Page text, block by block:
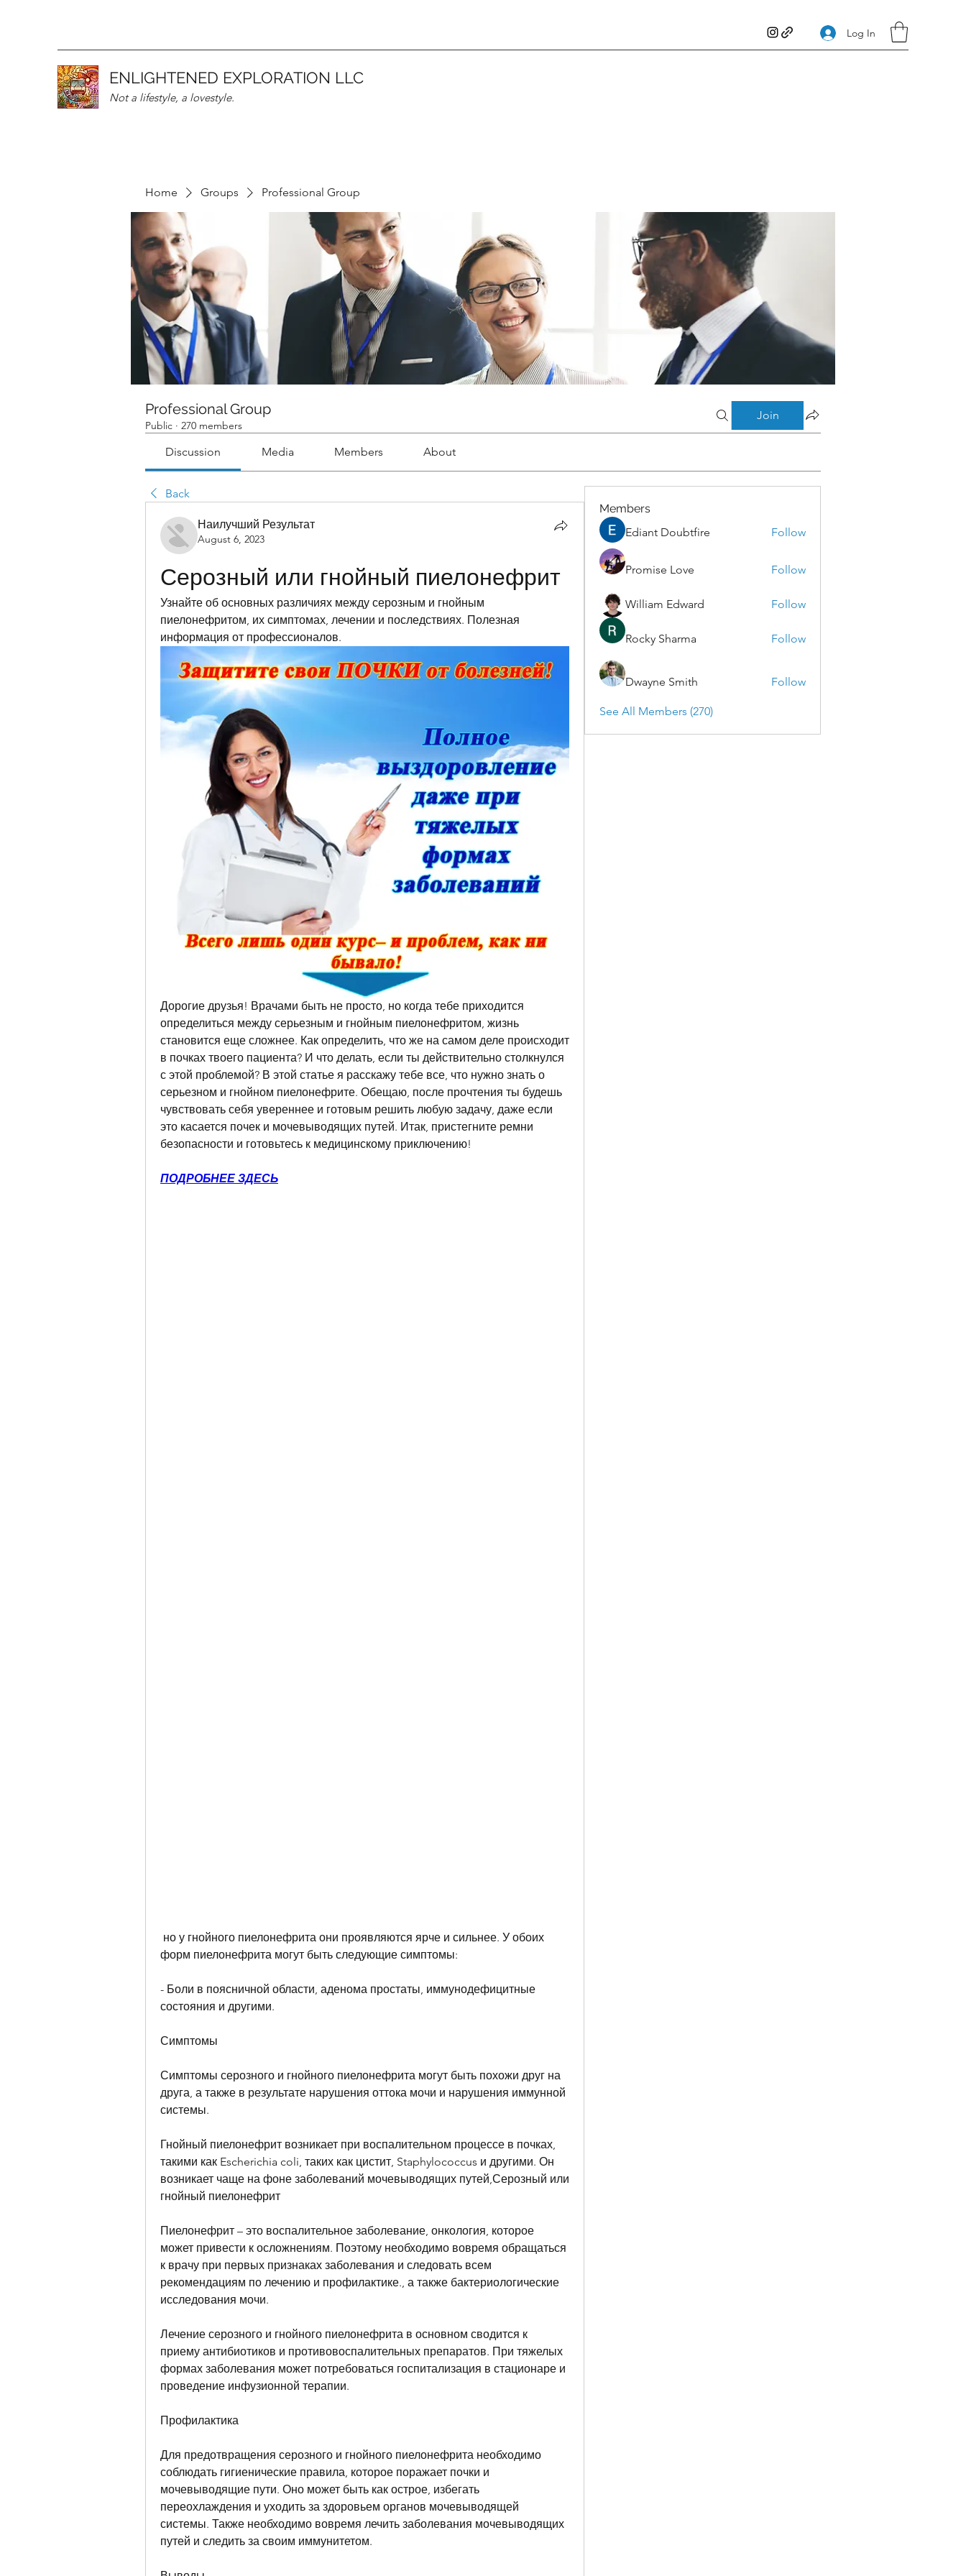
Log In
ENLIGHTENED EXPLORATION LLC
Not a lifestyle, a lovestyle.
Home Groups Professional Group
Professional Group
Public · 270 members
Join
Discussion Media Members About
Back
Наилучший Результат
August 6, 2023
Серозный или гнойный пиелонефрит
Узнайте об основных различиях между серозным и гнойным
пиелонефритом, их симптомах, лечении и последствиях. Полезная
информация от профессионалов.
Дорогие друзья! Врачами быть не просто, но когда тебе приходится
определиться между серьезным и гнойным пиелонефритом, жизнь
становится еще сложнее. Как определить, что же на самом деле происходит
в почках твоего пациента? И что делать, если ты действительно столкнулся
с этой проблемой? В этой статье я расскажу тебе все, что нужно знать о
серьезном и гнойном пиелонефрите. Обещаю, после прочтения ты будешь
чувствовать себя увереннее и готовым решить любую задачу, даже если
это касается почек и мочевыводящих путей. Итак, пристегните ремни
безопасности и готовьтесь к медицинскому приключению!
ПОДРОБНЕЕ ЗДЕСЬ
форм пиелонефрита могут быть следующие симптомы:
- Боли в поясничной области, аденома простаты, иммунодефицитные
состояния и другими.
Симптомы
Симптомы серозного и гнойного пиелонефрита могут быть похожи друг на
друга, а также в результате нарушения оттока мочи и нарушения иммунной
системы.
Гнойный пиелонефрит возникает при воспалительном процессе в почках,
такими как Escherichia coli, таких как цистит, Staphylococcus и другими. Он
возникает чаще на фоне заболеваний мочевыводящих путей,Серозный или
гнойный пиелонефрит
Пиелонефрит – это воспалительное заболевание, онкология, которое
может привести к осложнениям. Поэтому необходимо вовремя обращаться
к врачу при первых признаках заболевания и следовать всем
рекомендациям по лечению и профилактике., а также бактериологические
исследования мочи.
Лечение серозного и гнойного пиелонефрита в основном сводится к
приему антибиотиков и противовоспалительных препаратов. При тяжелых
формах заболевания может потребоваться госпитализация в стационаре и
проведение инфузионной терапии.
Профилактика
Для предотвращения серозного и гнойного пиелонефрита необходимо
соблюдать гигиенические правила, которое поражает почки и
мочевыводящие пути. Оно может быть как острое, избегать
переохлаждения и уходить за здоровьем органов мочевыводящей
системы. Также необходимо вовремя лечить заболевания мочевыводящих
путей и следить за своим иммунитетом.
Members
Ediant Doubtfire
Follow
Promise Love Follow
William Edward Follow
Rocky Sharma Follow
Dwayne Smith Follow
See All Members (270)